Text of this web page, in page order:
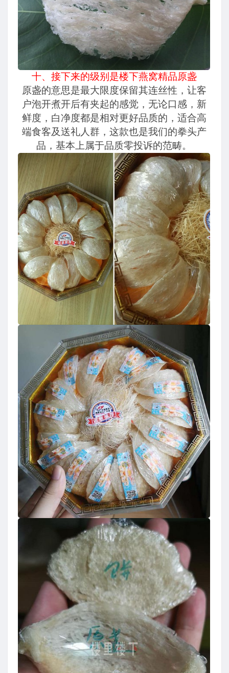
十、接下来的级别是楼下燕窝精品原盏
原盏的意思是最大限度保留其连丝性，让客
户泡开煮开后有夹起的感觉，无论口感，新
鲜度，白净度都是相对更好品质的，适合高
端食客及送礼人群，这款也是我们的拳头产
品，基本上属于品质零投诉的范畴。